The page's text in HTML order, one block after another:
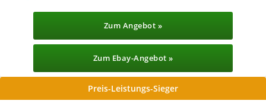
Zum Angebot »
Zum Ebay-Angebot »
Preis-Leistungs-Sieger